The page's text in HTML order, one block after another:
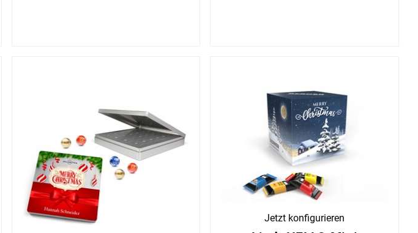
Jetzt konfigurieren